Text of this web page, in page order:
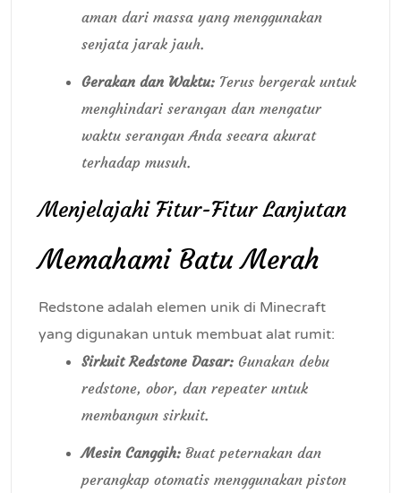
aman dari massa yang menggunakan
senjata jarak jauh.
Gerakan dan Waktu: Terus bergerak untuk
menghindari serangan dan mengatur
waktu serangan Anda secara akurat
terhadap musuh.
Menjelajahi Fitur-Fitur Lanjutan
Memahami Batu Merah
Redstone adalah elemen unik di Minecraft
yang digunakan untuk membuat alat rumit:
Sirkuit Redstone Dasar: Gunakan debu
redstone, obor, dan repeater untuk
membangun sirkuit.
Mesin Canggih: Buat peternakan dan
perangkap otomatis menggunakan piston